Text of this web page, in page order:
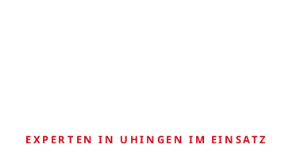
EXPERTEN IN UHINGEN IM EINSATZ